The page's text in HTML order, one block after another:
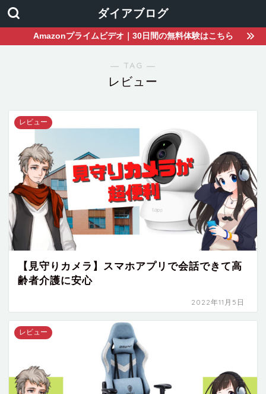
ダイアブログ
Amazonプライムビデオ｜30日間の無料体験はこちら
― TAG ―
レビュー
レビュー
【見守りカメラ】スマホアプリで会話できて高
齢者介護に安心
2022年11月5日
レビュー